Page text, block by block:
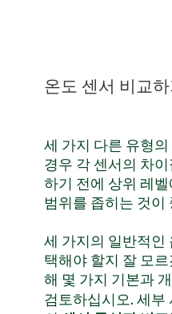
온도 센서 비교하
세 가지 다른 유형
경우 각 센서의 차
하기 전에 상위 레
범위를 좁히는 것이
세 가지의 일반적인
택해야 할지 잘 모
해 몇 가지 기본과
검토하십시오. 세부